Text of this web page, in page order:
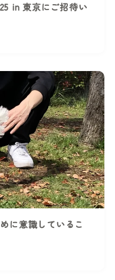
in 東京にご招待い
に意識しているこ